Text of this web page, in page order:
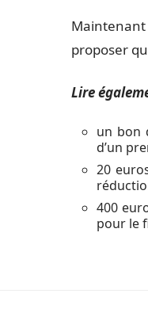
proposer
Lire
un bon
d’un
20
400
pour le